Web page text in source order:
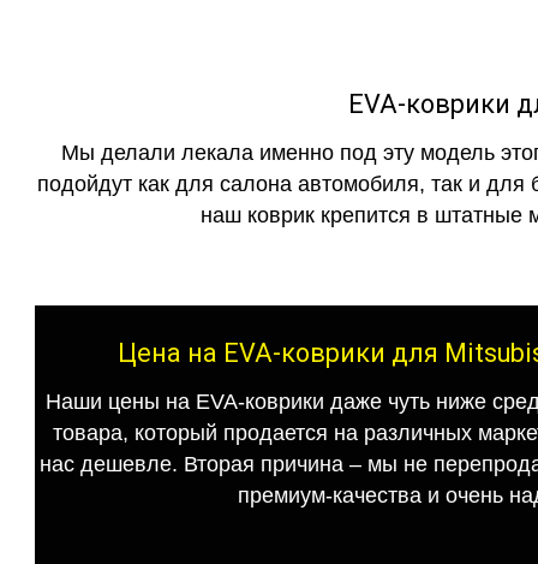
EVA-коврики
Мы делали лекала именно под эту модель
подойдут как для салона автомобиля, так и для
наш коврик крепится в штатные
Цена на EVA-коврики для
Наши цены на EVA-коврики даже чуть ниже
товара, который продается на различных
нас дешевле. Вторая причина – мы не
премиум-качества и очень